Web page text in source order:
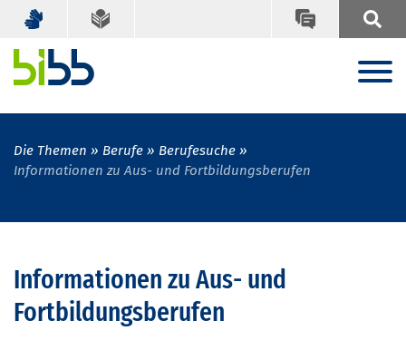
Die Themen Berufe
Berufesuche
Informationen zu Aus- und Fortbildungsberufen
Informationen zu Aus- und
Fortbildungsberufen